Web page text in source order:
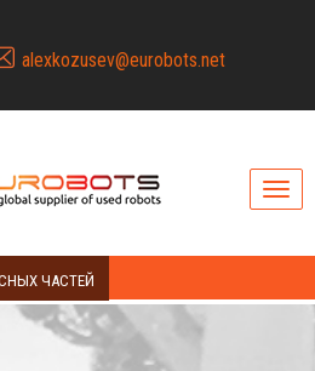
alexkozusev@eurobots.net
ЧАСТЕЙ